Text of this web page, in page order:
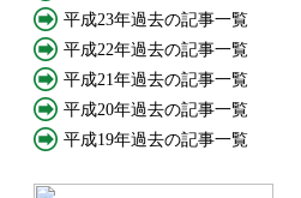
平成23年過去の記事一覧
平成22年過去の記事一覧
平成21年過去の記事一覧
平成20年過去の記事一覧
平成19年過去の記事一覧